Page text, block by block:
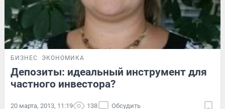
БИЗНЕС ЭКОНОМИКА
Депозиты: идеальный инструмент для
частного инвестора?
20 марта, 2013, 11:19 138 Обсудить